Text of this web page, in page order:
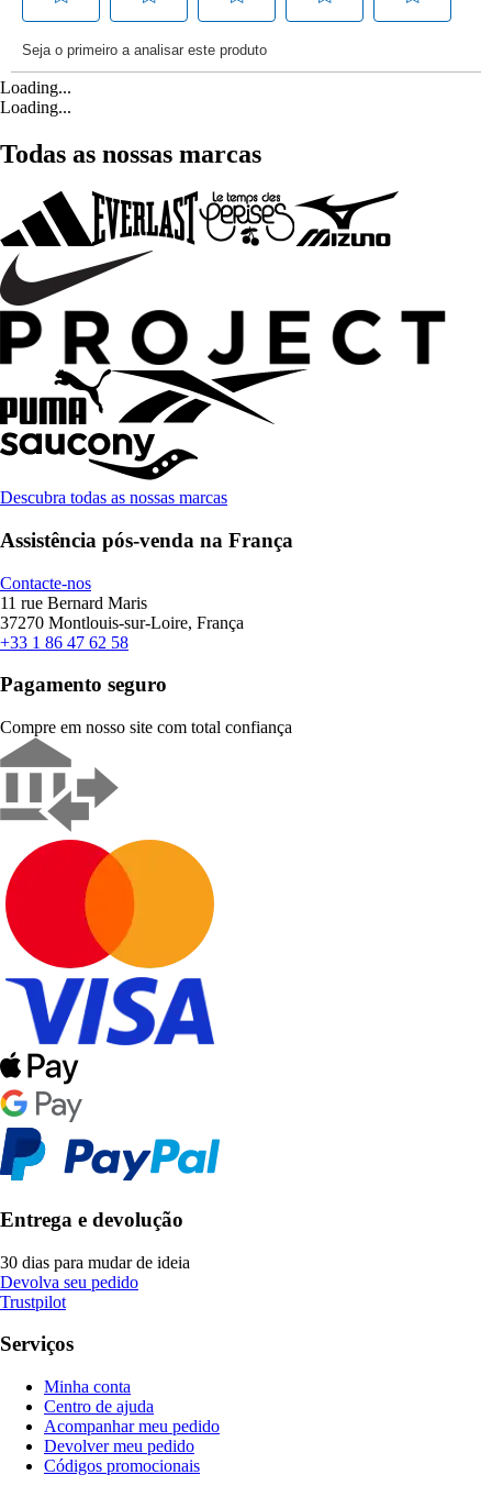
Loading...
Loading...
Todas as nossas marcas
Descubra todas as nossas marcas
Assistência pós-venda na França
Contacte-nos
11 rue Bernard Maris
37270 Montlouis-sur-Loire, França
+33 1 86 47 62 58
Pagamento seguro
Compre em nosso site com total confiança
Entrega e devolução
30 dias para mudar de ideia
Devolva seu pedido
Trustpilot
Serviços
Minha conta
Centro de ajuda
Acompanhar meu pedido
Devolver meu pedido
Códigos promocionais